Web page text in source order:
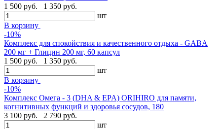
1 500 руб.
1 350 руб.
шт
В корзину
-10%
Комплекс для спокойствия и качественного отдыха - GABA
200 мг + Глицин 200 мг, 60 капсул
1 500 руб.
1 350 руб.
шт
В корзину
-10%
Комплекс Омега - 3 (DHA & EPA) ORIHIRO для памяти,
когнитивных функций и здоровья сосудов, 180
3 100 руб.
2 790 руб.
шт